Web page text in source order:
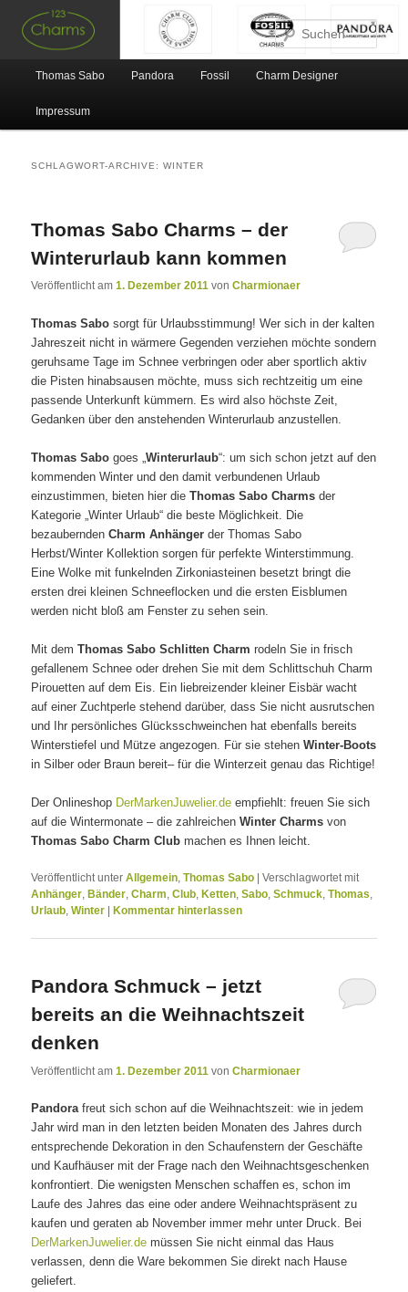
Zum Inhalt wechseln
Zum sekundären Inhalt wechseln
Thomas Sabo Pandora Fossil Charm Designer
Impressum
SCHLAGWORT-ARCHIVE:WINTER
Thomas Sabo Charms – der
Winterurlaub kann kommen
Veröffentlicht am1. Dezember 2011 vonCharmionaer
Thomas Sabo sorgt für Urlaubsstimmung! Wer sich in der kalten
Jahreszeit nicht in wärmere Gegenden verziehen möchte sondern
geruhsame Tage im Schnee verbringen oder aber sportlich aktiv
die Pisten hinabsausen möchte, muss sich rechtzeitig um eine
passende Unterkunft kümmern. Es wird also höchste Zeit,
Gedanken über den anstehenden Winterurlaub anzustellen.
Thomas Sabo goes „Winterurlaub“: um sich schon jetzt auf den
kommenden Winter und den damit verbundenen Urlaub
einzustimmen, bieten hier dieThomas Sabo Charms der
Kategorie „Winter Urlaub“ die beste Möglichkeit. Die
bezauberndenCharm Anhänger der Thomas Sabo
Herbst/Winter Kollektion sorgen für perfekte Winterstimmung.
Eine Wolke mit funkelnden Zirkoniasteinen besetzt bringt die
ersten drei kleinen Schneeflocken und die ersten Eisblumen
werden nicht bloß am Fenster zu sehen sein.
Mit demThomas Sabo Schlitten Charm rodeln Sie in frisch
gefallenem Schnee oder drehen Sie mit dem Schlittschuh Charm
Pirouetten auf dem Eis. Ein liebreizender kleiner Eisbär wacht
auf einer Zuchtperle stehend darüber, dass Sie nicht ausrutschen
und Ihr persönliches Glücksschweinchen hat ebenfalls bereits
Winterstiefel und Mütze angezogen. Für sie stehenWinter-Boots
in Silber oder Braun bereit– für die Winterzeit genau das Richtige!
Der Onlineshop DerMarkenJuwelier.de empfiehlt: freuen Sie sich
auf die Wintermonate – die zahlreichenWinter Charms von
Thomas Sabo Charm Club machen es Ihnen leicht.
Veröffentlicht unter Allgemein,Thomas Sabo |Verschlagwortet mit
Anhänger, Bänder,Charm,Club, Ketten,Sabo,Schmuck,Thomas,
Urlaub,Winter Kommentar hinterlassen
Pandora Schmuck – jetzt
bereits an die Weihnachtszeit
denken
Veröffentlicht am1. Dezember 2011 vonCharmionaer
Pandorafreut sich schon auf die Weihnachtszeit: wie in jedem
Jahr wird man in den letzten beiden Monaten des Jahres durch
entsprechende Dekoration in den Schaufenstern der Geschäfte
und Kaufhäuser mit der Frage nach den Weihnachtsgeschenken
konfrontiert. Die wenigsten Menschen schaffen es, schon im
Laufe des Jahres das eine oder andere Weihnachtspräsent zu
kaufen und geraten ab November immer mehr unter Druck. Bei
DerMarkenJuwelier.de müssen Sie nicht einmal das Haus
verlassen, denn die Ware bekommen Sie direkt nach Hause
geliefert.